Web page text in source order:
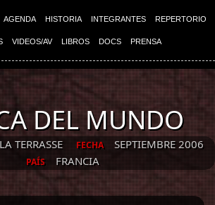
AGENDA HISTORIA INTEGRANTES REPERTORIO
VIDEOS/AV LIBROS DOCS PRENSA
DEL MUNDO
TERRASSE FECHA SEPTIEMBRE 2006
PAÍS FRANCIA